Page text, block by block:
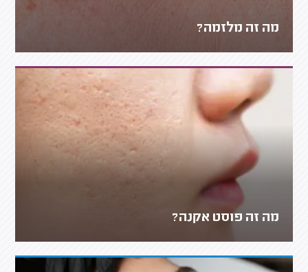
מה זה מלזמה?
מה זה פוסט אקנה?